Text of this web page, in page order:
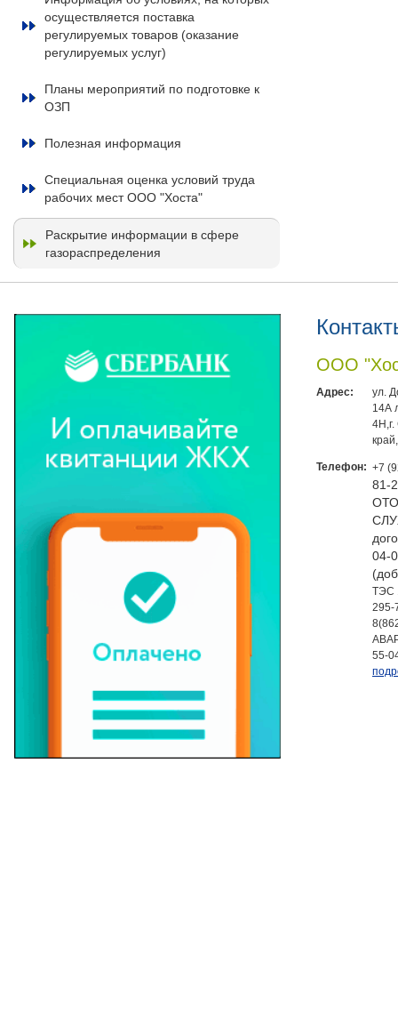
осуществляется поставка
регулируемых товаров (оказание
регулируемых услуг)
Планы мероприятий по подготовке к
ОЗП
Полезная информация
Специальная оценка условий труда
рабочих мест ООО "Хоста"
Раскрытие информации в сфере
газораспределения
ООО
Адрес:
ул.
14А
Телефон: +7
81-
04-
ТЭС
295-
55-